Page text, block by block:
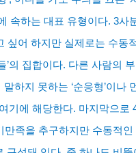
속하는 대표 유형이다. 3사
싶어 하지만 실제로는 수동
’의 집합이다. 다른 사람의 부
말하지 못하는 ‘순응형’이나
기에 해당한다. 마지막으로
만족을 추구하지만 수동적인